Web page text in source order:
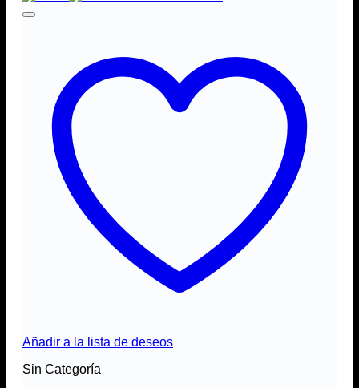
Añadir a la lista de deseos
Sin Categoría